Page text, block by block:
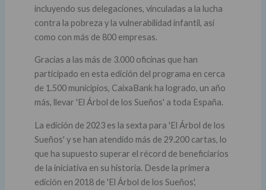
incluyendo sus delegaciones, vinculadas a la lucha
contra la pobreza y la vulnerabilidad infantil, así
como con más de 800 empresas.
Gracias a las más de 3.000 oficinas que han
participado en esta edición del programa en cerca
de 1.500 municipios, CaixaBank ha logrado, un año
más, llevar 'El Árbol de los Sueños' a toda España.
La edición de 2023 es la sexta para 'El Árbol de los
Sueños' y se han atendido más de 29.200 cartas, lo
que ha supuesto superar el récord de beneficiarios
de la iniciativa en su historia. Desde la primera
edición en 2018 de 'El Árbol de los Sueños',